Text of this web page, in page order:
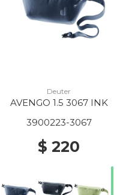
Deuter
AVENGO 1.5 3067 INK
3900223-3067
$ 220